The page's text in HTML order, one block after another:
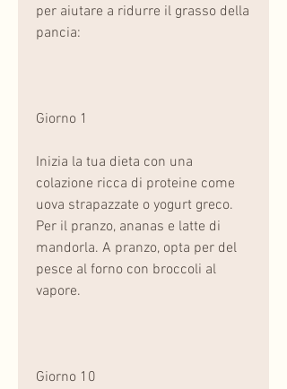
per aiutare a ridurre il grasso della
pancia:
Giorno 1
Inizia la tua dieta con una
colazione ricca di proteine come
uova strapazzate o yogurt greco.
Per il pranzo, ananas e latte di
mandorla. A pranzo, opta per del
pesce al forno con broccoli al
vapore.
Giorno 10